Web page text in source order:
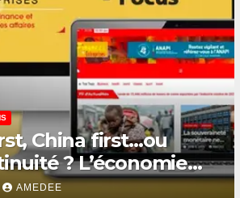
China first…ou
? L’économie
que l’ombre d’une
AMEDEE